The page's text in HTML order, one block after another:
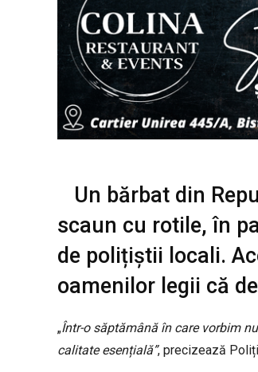
Un bărbat din
scaun cu rotile, în
de polițiștii locali.
oamenilor legii că
„Într-o săptămână în care vorbim
calitate esențială”, precizează